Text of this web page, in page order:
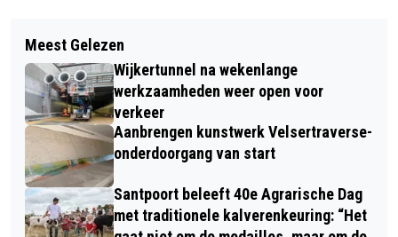
TUINVOGELTELLING: ANDERHALF
MILJOEN VOGELS IN TUIN EN OP
BALKON GETELD
LOKALE OMROEPEN IJMOND
INFORMEREN RAADSLEDEN OVER
PLANNEN VORMING STREEKOMROEP
Meest Gelezen
Wijkertunnel na wekenlange
werkzaamheden weer open voor
verkeer
Aanbrengen kunstwerk Velsertraverse-
onderdoorgang van start
Santpoort beleeft 40e Agrarische Dag
met traditionele kalverenkeuring: “Het